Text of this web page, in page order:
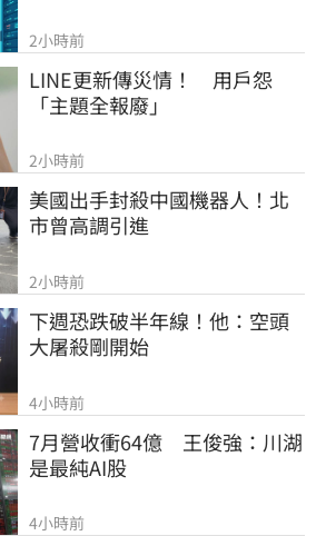
2小時前
LINE更新傳災情！　用戶怨
「主題全報廢」
2小時前
美國出手封殺中國機器人！北
市曾高調引進
2小時前
下週恐跌破半年線！他：空頭
大屠殺剛開始
4小時前
7月營收衝64億　王俊強：川湖
是最純AI股
4小時前